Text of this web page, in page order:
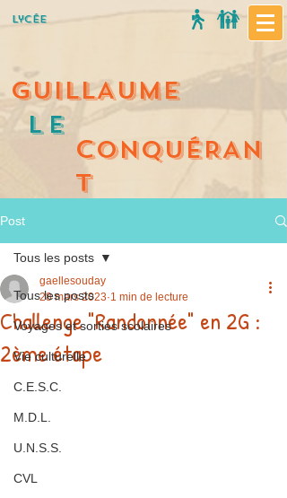
Lycée
GUILLAUME
Le
CONQUÉRAN
T
Post
Tous les posts
Voyages et sorties scolaires
Vie culturelle
C.E.S.C.
M.D.L.
U.N.S.S.
CVL
Tous les posts
Challenge "Randonnée" en 2G :
2ème étape
gaellesouday
28 mars 2023 1 min de lecture